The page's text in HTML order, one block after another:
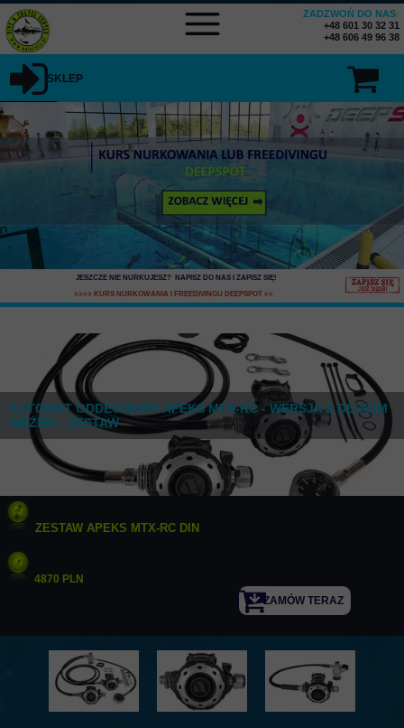
SKLEP
ZADZWOŃ DO NAS:
+48 601 30 32 31
+48 606 49 96 38
JESZCZE NIE NURKUJESZ? NAPISZ DO NAS I ZAPISZ SIĘ!
>>>> KURS NURKOWANIA I FREEDIVINGU DEEPSPOT<<
ZAMÓW TERAZ
SKLEP MENU
AUTOMAT ODDECHOWY APEKS MTX-RC - WERSJA Z DŁUGIM
WĘŻEM - ZESTAW
ZESTAW APEKS MTX-RC DIN
4870 PLN